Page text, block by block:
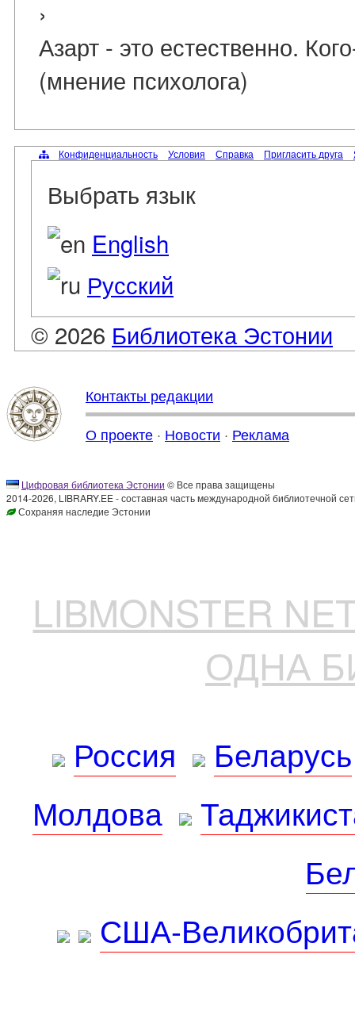
›
Азарт - это естественно.
(мнение психолога)
Конфиденциальность Условия Справка Пригласить друга
Выбрать язык
English
Русский
© 2026 Библиотека Эстонии
Контакты редакции
О проекте · Новости · Реклама
Цифровая библиотека Эстонии © Все права защищены
2014-2026, LIBRARY.EE - составная часть международной библиотечной
Сохраняя наследие Эстонии
LIBMONSTER
ОДНА
Россия
Беларусь
Молдова
США-